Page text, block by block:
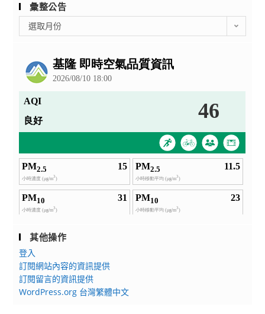
彙整公告
整
選取月份
其他操作
登入
訂閱網站內容的資訊提供
訂閱留言的資訊提供
WordPress.org 台灣繁體中文